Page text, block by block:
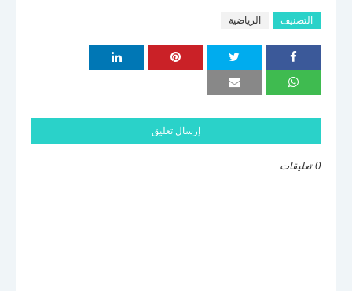
التصنيف الرياضية
إرسال تعليق
0 تعليقات